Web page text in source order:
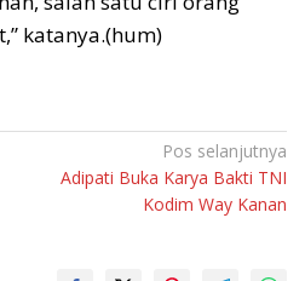
katanya.(hum)
Pos selanjutnya
Adipati Buka Karya Bakti TNI
Kodim Way Kanan